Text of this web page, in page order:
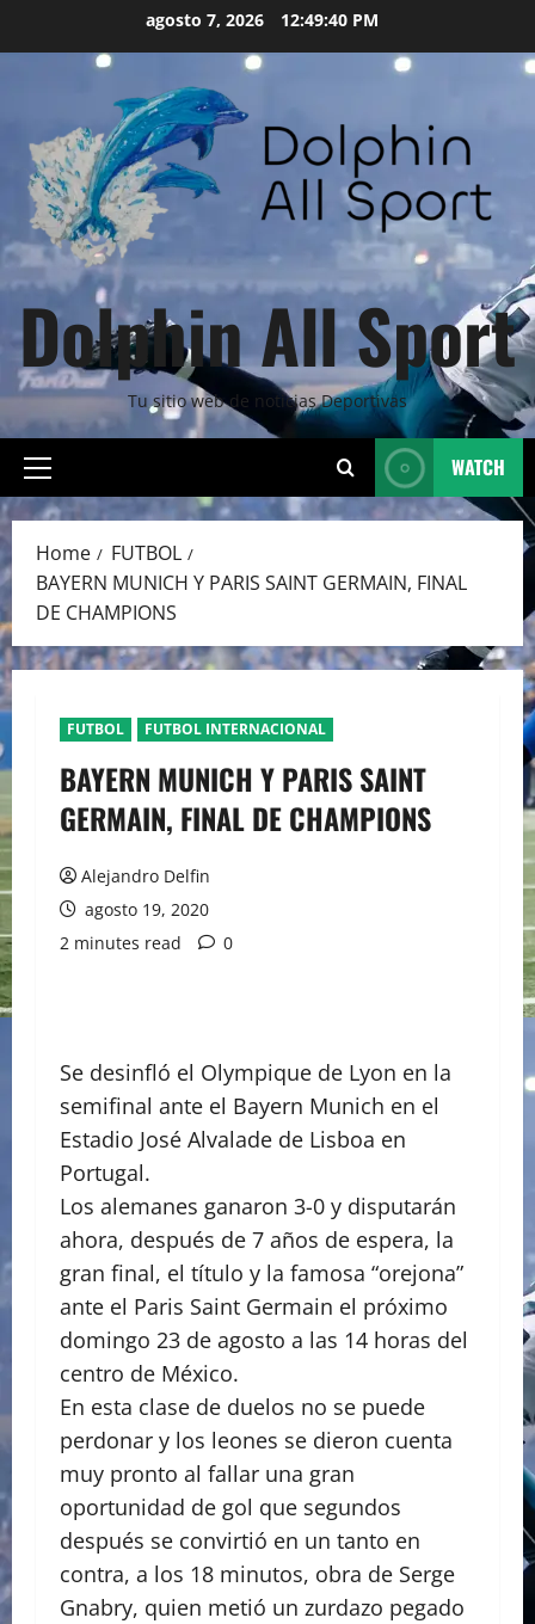
agosto 7, 2026 12:49:41 PM
Dolphin All Sport
Tu sitio web de noticias Deportivas
Primary
Menu
WATCH
Home
FUTBOL
BAYERN MUNICH Y PARIS SAINT GERMAIN, FINAL
DE CHAMPIONS
FUTBOL FUTBOL INTERNACIONAL
BAYERN MUNICH Y PARIS SAINT
GERMAIN, FINAL DE CHAMPIONS
Alejandro Delfin
agosto 19, 2020
2 minutes read
0
Se desinfló el Olympique de Lyon en la
semifinal ante el Bayern Munich en el
Estadio José Alvalade de Lisboa en
Portugal.
Los alemanes ganaron 3-0 y disputarán
ahora, después de 7 años de espera, la
gran final, el título y la famosa “orejona”
ante el Paris Saint Germain el próximo
domingo 23 de agosto a las 14 horas del
centro de México.
En esta clase de duelos no se puede
perdonar y los leones se dieron cuenta
muy pronto al fallar una gran
oportunidad de gol que segundos
después se convirtió en un tanto en
contra, a los 18 minutos, obra de Serge
Gnabry, quien metió un zurdazo pegado